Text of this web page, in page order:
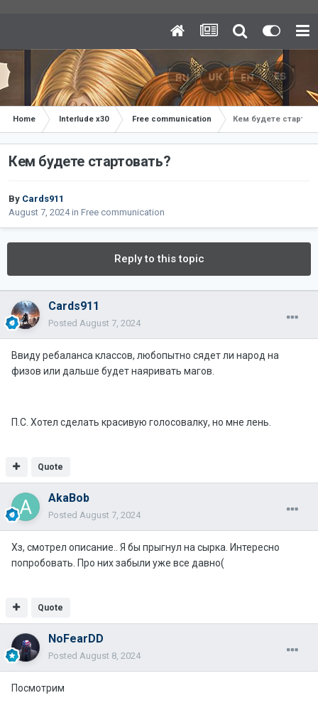
Home Interlude x30 Free communication Кем будете
Кем будете стартовать?
By Cards911
August 7, 2024in Free communication
Reply to this topic
Cards911
Posted August 7, 2024
Ввиду ребаланса классов, любопытно сядет ли народ на
физов или дальше будет наяривать магов.
П.С. Хотел сделать красивую голосовалку, но мне лень.
Quote
AkaBob
Posted August 7, 2024
Хз, смотрел описание.. Я бы прыгнул на сырка. Интересно
попробовать. Про них забыли уже все давно(
Quote
NoFearDD
Posted August 8, 2024
Посмотрим